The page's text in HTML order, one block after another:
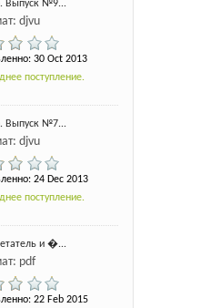
Выпуск №9...
djvu
30 Oct 2013
поступление.
Выпуск №7...
djvu
24 Dec 2013
поступление.
и �...
pdf
22 Feb 2015